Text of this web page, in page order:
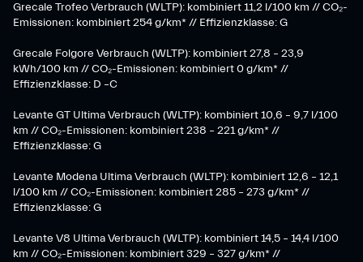
Grecale Trofeo Verbrauch (WLTP): kombiniert 11,2 l/100 km // CO₂-
Emissionen: kombiniert 254 g/km* // Effizienzklasse: G
Grecale Folgore Verbrauch (WLTP): kombiniert 27,8 – 23,9
kWh/100 km // CO₂-Emissionen: kombiniert 0 g/km* //
Effizienzklasse: D –C
Levante GT Ultima Verbrauch (WLTP): kombiniert 10,6 – 9,7 l/100
km // CO₂-Emissionen: kombiniert 238 – 221 g/km* //
Effizienzklasse: G
Levante Modena Ultima Verbrauch (WLTP): kombiniert 12,6 – 12,1
l/100 km // CO₂-Emissionen: kombiniert 285 – 273 g/km* //
Effizienzklasse: G
Levante V8 Ultima Verbrauch (WLTP): kombiniert 14,5 – 14,4 l/100
km // CO₂-Emissionen: kombiniert 329 – 327 g/km* //